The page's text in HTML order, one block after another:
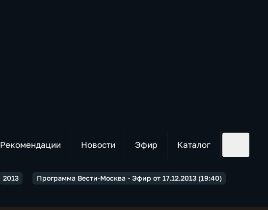
Рекомендации Новости Эфир Каталог
2013 Программа Вести-Москва - Эфир от 17.12.2013 (19:40)